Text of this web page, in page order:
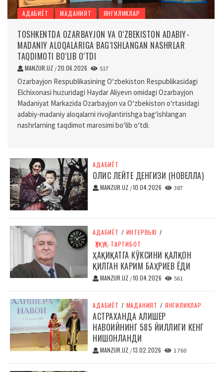
АДАБИЁТ МАДАНИЯТ ЯНГИЛИКЛАР
TOSHKENTDA OZARBAYJON VA O‘ZBEKISTON ADABIY-
MADANIY ALOQALARIGA BAG‘ISHLANGAN NASHRLAR
TAQDIMOTI BO‘LIB O‘TDI
MANZUR.UZ /20.06.2026 517
Ozarbayjon Respublikasining O‘zbekiston Respublikasidagi
Elchixonasi huzuridagi Haydar Aliyevn omidagi Ozarbayjon
Madaniyat Markazida Ozarbayjon va O‘zbekiston o‘rtasidagi
adabiy-madaniy aloqalarni rivojlantirishga bag‘ishlangan
nashrlarning taqdimot marosimi bo‘lib o‘tdi.
АДАБИЁТ
ОЛИС ЛЕЙТЕ ДЕНГИЗИ (НОВЕЛЛА)
MANZUR.UZ /10.04.2026 387
АДАБИЁТ / ИНТЕРВЬЮ /
ҲУҚУҚ-ТАРТИБОТ
ҲАҚИҚАТГА КЎКСИНИ ҚАЛҚОН
ҚИЛГАН КАРИМ БАҲРИЕВ ЁДИ
MANZUR.UZ /10.04.2026 561
АДАБИЁТ / МАДАНИЯТ / ЯНГИЛИКЛАР
АСТРАХАНДА АЛИШЕР
НАВОИЙНИНГ 585 ЙИЛЛИГИ КЕНГ
НИШОНЛАНДИ
MANZUR.UZ /13.02.2026 1 760